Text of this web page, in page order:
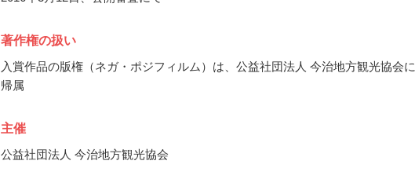
著作権の扱い
入賞作品の版権（ネガ・ポジフィルム）は、公益社団法人 今治地方観光協会に
帰属
主催
公益社団法人 今治地方観光協会